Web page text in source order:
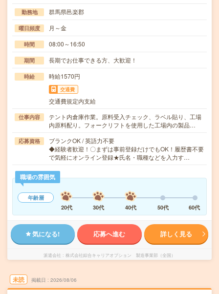
勤務地 群馬県邑楽郡
曜日頻度 月～金
時間 08:00～16:50
期間 長期でお仕事できる方、大歓迎！
時給 時給1570円
交通費
交通費規定内支給
仕事内容
テント内倉庫作業。原料受入チェック、ラベル貼り、工場
内原料配り。フォークリフトを使用した工場内の製品…
応募資格
ブランクOK / 英語力不要
◆経験者歓迎！〇まずは事前登録だけでもOK！履歴書不要
で気軽にオンライン登録★氏名・職種などを入力す…
職場の雰囲気
年齢層
20代
30代 40代 50代 60代
気になる! 応募へ進む 詳しく見る
派遣会社 株式会社綜合キャリアオプション 製造事業部（全国）
未読 掲載日 2026/08/06